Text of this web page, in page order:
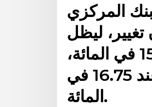
المركزي
تغيير، ليظل
سعر فائدة الإيداع لليلة واحدة عند 15.75 في المائة،
وسعر فائدة الإقراض لليلة واحدة عند 16.75 في
المائة.